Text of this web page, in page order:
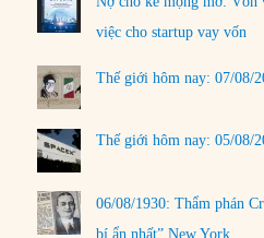
việc cho startup vay vốn
Thế giới hôm nay: 07/08/
Thế giới hôm nay: 05/08/
06/08/1930: Thẩm phán
bí ẩn nhất” New York